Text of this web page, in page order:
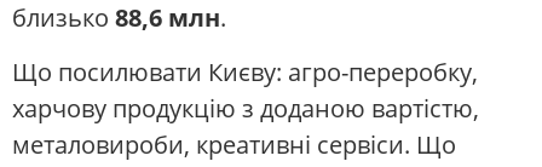
близько 88,6 млн.
Що посилювати Києву: агро-переробку,
харчову продукцію з доданою вартістю,
металовироби, креативні сервіси. Що